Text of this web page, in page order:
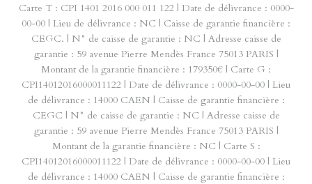
Carte T : CPI 1401 2016 000 011 122 | Date de délivrance : 0000-
00-00 | Lieu de délivrance : NC | Caisse de garantie financière :
CEGC. | N° de caisse de garantie : NC | Adresse caisse de
garantie : 59 avenue Pierre Mendès France 75013 PARIS |
Montant de la garantie financière : 179350€ | Carte G :
CPI14012016000011122 | Date de délivrance : 0000-00-00 | Lieu
de délivrance : 14000 CAEN | Caisse de garantie financière :
CEGC | N° de caisse de garantie : NC | Adresse caisse de
garantie : 59 avenue Pierre Mendès France 75013 PARIS |
Montant de la garantie financière : NC | Carte S :
CPI14012016000011122 | Date de délivrance : 0000-00-00 | Lieu
de délivrance : 14000 CAEN | Caisse de garantie financière :